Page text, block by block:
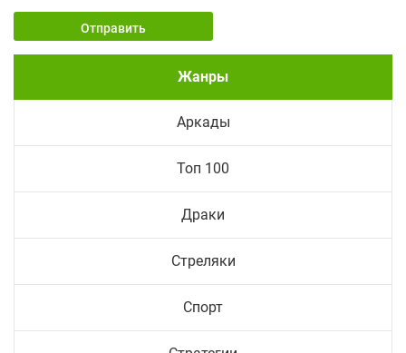
Отправить
Жанры
Аркады
Топ 100
Драки
Стреляки
Спорт